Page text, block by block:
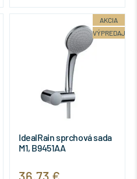
AKCIA
VÝPREDAJ
IdealRain sprchová sada
M1, B9451AA